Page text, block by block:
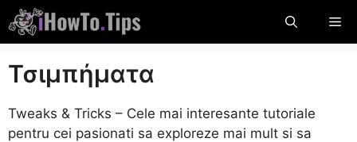
Παραλείψτε
το
περιεχόμενο
Τσιμπήματα
Tweaks & Tricks – Cele mai interesante tutoriale
pentru cei pasionati sa exploreze mai mult si sa